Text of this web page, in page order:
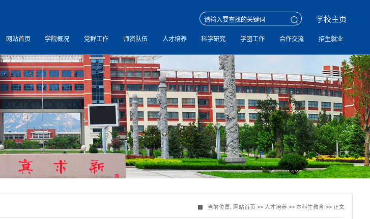
学校主页
网站首页 学院概况 党群工作 师资队伍 人才培养 科学研究 学团工作 合作交流 招生就业
当前位置: 网站首页 >> 人才培养 >>本科生教育 >> 正文